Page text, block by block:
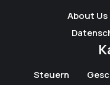
About Us
Steuern